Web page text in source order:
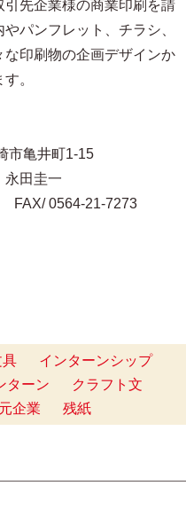
引先企業様の商業印刷を請
パンフレット、チラシ、
印刷物の企画デザインか
。
市亀井町1-15
田圭一
0564-21-7273
具
インターンシップ
ターン
クラフト文
企業 残紙